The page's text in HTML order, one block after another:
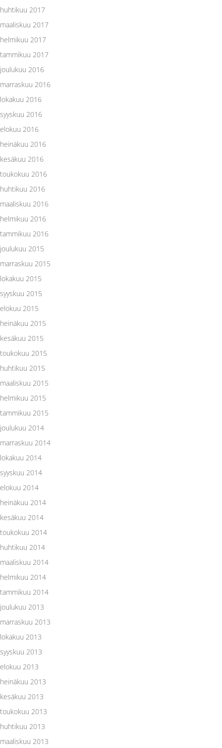
huhtikuu 2017
maaliskuu 2017
helmikuu 2017
tammikuu 2017
joulukuu 2016
marraskuu 2016
lokakuu 2016
syyskuu 2016
elokuu 2016
heinäkuu 2016
kesäkuu 2016
toukokuu 2016
huhtikuu 2016
maaliskuu 2016
helmikuu 2016
tammikuu 2016
joulukuu 2015
marraskuu 2015
lokakuu 2015
syyskuu 2015
elokuu 2015
heinäkuu 2015
kesäkuu 2015
toukokuu 2015
huhtikuu 2015
maaliskuu 2015
helmikuu 2015
tammikuu 2015
joulukuu 2014
marraskuu 2014
lokakuu 2014
syyskuu 2014
elokuu 2014
heinäkuu 2014
kesäkuu 2014
toukokuu 2014
huhtikuu 2014
maaliskuu 2014
helmikuu 2014
tammikuu 2014
joulukuu 2013
marraskuu 2013
lokakuu 2013
syyskuu 2013
elokuu 2013
heinäkuu 2013
kesäkuu 2013
toukokuu 2013
huhtikuu 2013
maaliskuu 2013